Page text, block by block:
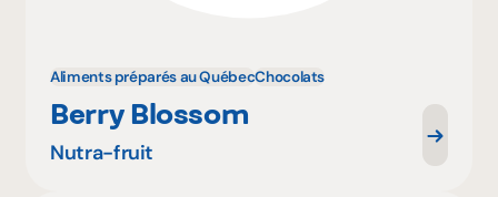
Aliments préparés au QuébecChocolats
Berry Blossom
Nutra-fruit